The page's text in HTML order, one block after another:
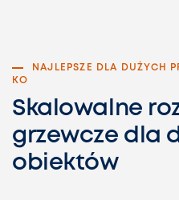
NAJLEPSZE DLA DUŻYCH
KO
Skalowalne
grzewcze dla
obiektów